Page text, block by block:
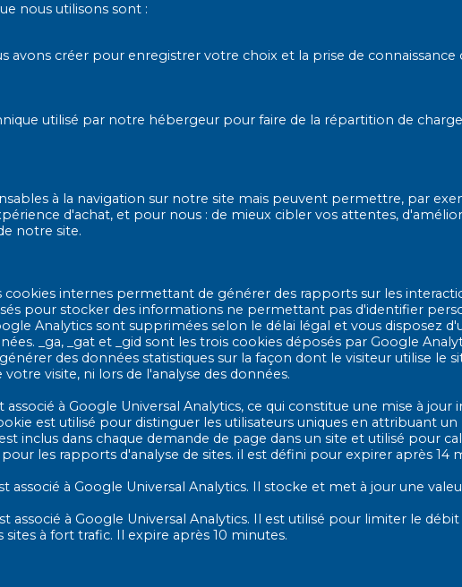
nous utilisons sont :
avons créer pour enregistrer votre choix et la prise de
utilisé par notre hébergeur pour faire de la répartition de
à la navigation sur notre site mais peuvent permettre, par
d'achat, et pour nous : de mieux cibler vos attentes,
notre site.
cookies internes permettant de générer des rapports sur les
pour stocker des informations ne permettant pas d'identifier
Analytics sont supprimées selon le délai légal et vous disposez
_ga, _gat et _gid sont les trois cookies déposés par Google
des données statistiques sur la façon dont le visiteur utilise le
visite, ni lors de l'analyse des données.
à Google Universal Analytics, ce qui constitue une mise à jour
est utilisé pour distinguer les utilisateurs uniques en attribuant
inclus dans chaque demande de page dans un site et utilisé pour
les rapports d'analyse de sites. il est défini pour expirer après 14
associé à Google Universal Analytics. Il stocke et met à jour une
associé à Google Universal Analytics. Il est utilisé pour limiter le
à fort trafic. Il expire après 10 minutes.